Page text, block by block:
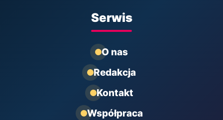
Serwis
O nas
Redakcja
Kontakt
Współpraca